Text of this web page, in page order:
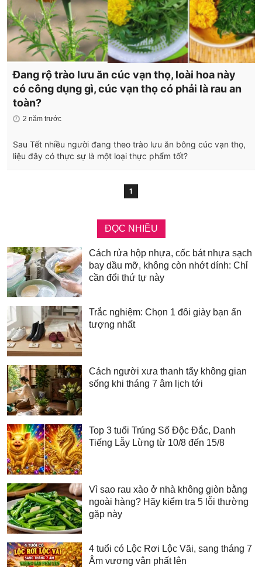
Đang rộ trào lưu ăn cúc vạn thọ, loài hoa này
có công dụng gì, cúc vạn thọ có phải là rau an
toàn?
2 năm trước
Sau Tết nhiều người đang theo trào lưu ăn bông cúc vạn thọ,
liệu đây có thực sự là một loại thực phẩm tốt?
1
ĐỌC NHIỀU
Cách rửa hộp nhựa, cốc bát nhựa sạch
bay dầu mỡ, không còn nhớt dính: Chỉ
cần đổi thứ tự này
Trắc nghiệm: Chọn 1 đôi giày bạn ấn
tượng nhất
Cách người xưa thanh tẩy không gian
sống khi tháng 7 âm lịch tới
Top 3 tuổi Trúng Số Độc Đắc, Danh
Tiếng Lẫy Lừng từ 10/8 đến 15/8
Vì sao rau xào ở nhà không giòn bằng
ngoài hàng? Hãy kiểm tra 5 lỗi thường
gặp này
4 tuổi có Lộc Rơi Lộc Vãi, sang tháng 7
Âm vượng vận phất lên